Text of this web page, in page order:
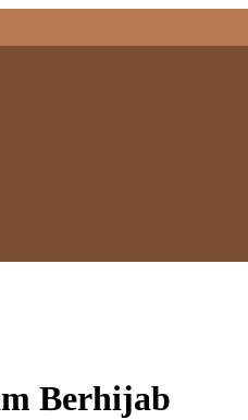
Berhijab